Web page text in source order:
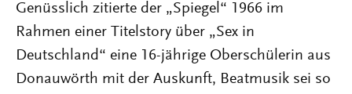
Genüsslich zitierte der „Spiegel“ 1966 im
Rahmen einer Titelstory über „Sex in
Deutschland“ eine 16-jährige Oberschülerin aus
Donauwörth mit der Auskunft, Beatmusik sei so